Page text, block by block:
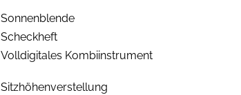
Sonnenblende
Scheckheft
Volldigitales Kombiinstrument
Sitzhöhenverstellung